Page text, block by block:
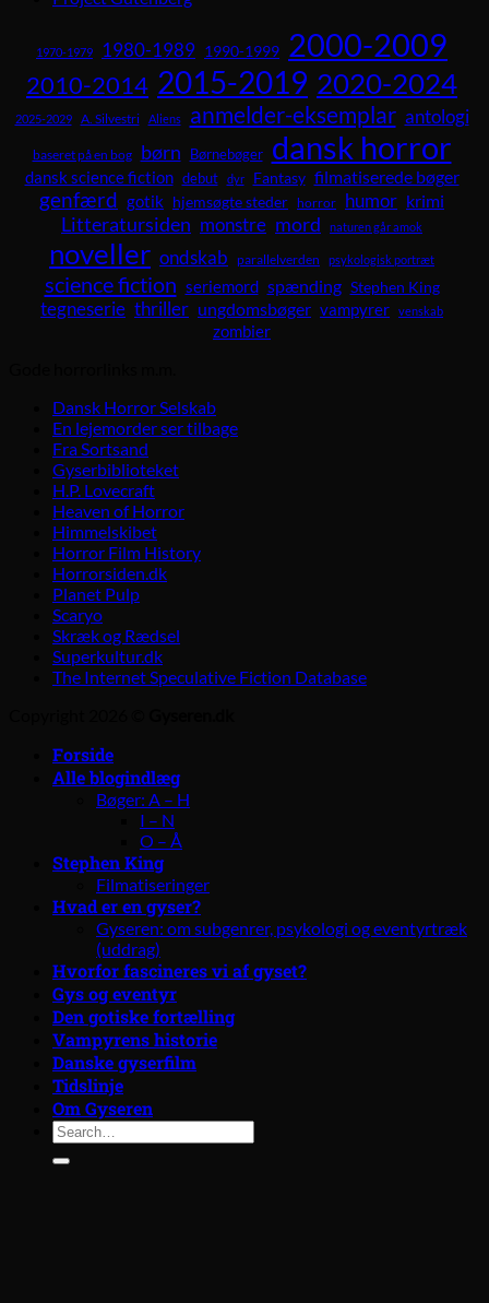
1970-1979 1980-1989 1990-1999 2000-2009
2010-2014 2015-2019 2020-2024
2025-2029 A. Silvestri Aliens anmelder-eksemplar antologi
baseret på en bog børn Børnebøger dansk horror
dansk science fiction debut dyr Fantasy filmatiserede bøger
genfærd gotik hjemsøgte steder horror humor krimi
Litteratursiden monstre mord naturen går amok
noveller ondskab parallelverden psykologisk portræt
science fiction seriemord spænding Stephen King
tegneserie thriller ungdomsbøger vampyrer venskab
zombier
Dansk Horror Selskab
En lejemorder ser tilbage
Fra Sortsand
Gyserbiblioteket
H.P. Lovecraft
Heaven of Horror
Himmelskibet
Horror Film History
Horrorsiden.dk
Planet Pulp
Scaryo
Skræk og Rædsel
Superkultur.dk
The Internet Speculative Fiction Database
Forside
Alle blogindlæg
Bøger: A – H
I – N
O – Å
Stephen King
Filmatiseringer
Hvad er en gyser?
Gyseren: om subgenrer, psykologi og eventyrtræk
(uddrag)
Hvorfor fascineres vi af gyset?
Gys og eventyr
Den gotiske fortælling
Vampyrens historie
Danske gyserfilm
Tidslinje
Om Gyseren